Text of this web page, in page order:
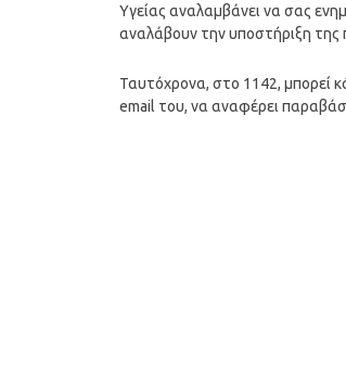
Υγείας αναλαμβάνει να σας
αναλάβουν την υποστήριξη της
Ταυτόχρονα, στο 1142, μπορεί
email του, να αναφέρει